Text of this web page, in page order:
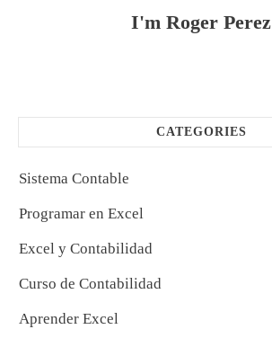
I'm Roger Perez
CATEGORIES
Sistema Contable
Programar en Excel
Excel y Contabilidad
Curso de Contabilidad
Aprender Excel